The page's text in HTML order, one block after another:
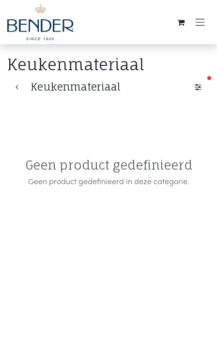
Overslaan naar inhoud
Keukenmateriaal
Keukenmateriaal
Geen product gedefinieerd
Geen product gedefinieerd in deze categorie.